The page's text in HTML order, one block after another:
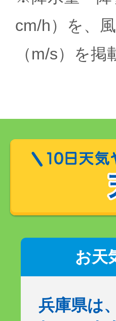
cm/h）を、
（m/s）を掲
お天
兵庫県は